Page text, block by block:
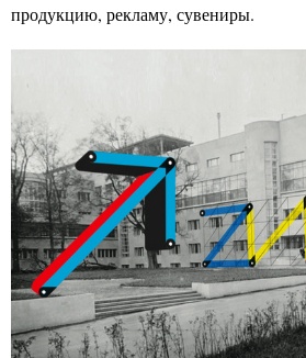
продукцию, рекламу, сувениры.